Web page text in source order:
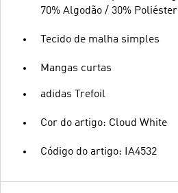
70% Algodão / 30% Poliéster
Tecido de malha simples
Mangas curtas
adidas Trefoil
Cor do artigo: Cloud White
Código do artigo: IA4532